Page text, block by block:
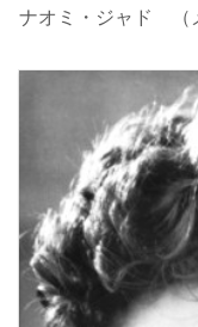
ナオミ・ジャド （